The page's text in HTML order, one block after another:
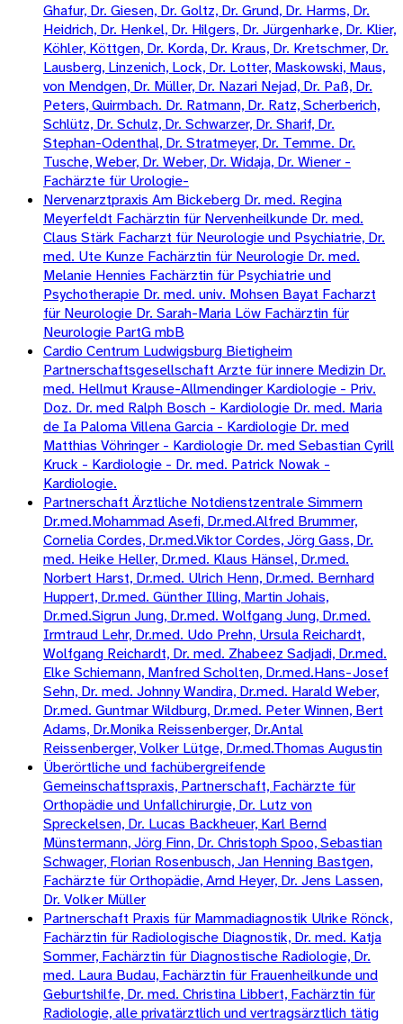
Ghafur, Dr. Giesen, Dr. Goltz, Dr. Grund, Dr. Harms, Dr.
Heidrich, Dr. Henkel, Dr. Hilgers, Dr. Jürgenharke, Dr. Klier,
Köhler, Köttgen, Dr. Korda, Dr. Kraus, Dr. Kretschmer, Dr.
Lausberg, Linzenich, Lock, Dr. Lotter, Maskowski, Maus,
von Mendgen, Dr. Müller, Dr. Nazari Nejad, Dr. Paß, Dr.
Peters, Quirmbach. Dr. Ratmann, Dr. Ratz, Scherberich,
Schlütz, Dr. Schulz, Dr. Schwarzer, Dr. Sharif, Dr.
Stephan-Odenthal, Dr. Stratmeyer, Dr. Temme. Dr.
Tusche, Weber, Dr. Weber, Dr. Widaja, Dr. Wiener -
Fachärzte für Urologie-
Nervenarztpraxis Am Bickeberg Dr. med. Regina
Meyerfeldt Fachärztin für Nervenheilkunde Dr. med.
Claus Stärk Facharzt für Neurologie und Psychiatrie, Dr.
med. Ute Kunze Fachärztin für Neurologie Dr. med.
Melanie Hennies Fachärztin für Psychiatrie und
Psychotherapie Dr. med. univ. Mohsen Bayat Facharzt
für Neurologie Dr. Sarah-Maria Löw Fachärztin für
Neurologie PartG mbB
Cardio Centrum Ludwigsburg Bietigheim
Partnerschaftsgesellschaft Arzte für innere Medizin Dr.
med. Hellmut Krause-Allmendinger Kardiologie - Priv.
Doz. Dr. med Ralph Bosch - Kardiologie Dr. med. Maria
de Ia Paloma Villena Garcia - Kardiologie Dr. med
Matthias Vöhringer - Kardiologie Dr. med Sebastian Cyrill
Kruck - Kardiologie - Dr. med. Patrick Nowak -
Kardiologie.
Partnerschaft Ärztliche Notdienstzentrale Simmern
Dr.med.Mohammad Asefi, Dr.med.Alfred Brummer,
Cornelia Cordes, Dr.med.Viktor Cordes, Jörg Gass, Dr.
med. Heike Heller, Dr.med. Klaus Hänsel, Dr.med.
Norbert Harst, Dr.med. Ulrich Henn, Dr.med. Bernhard
Huppert, Dr.med. Günther Illing, Martin Johais,
Dr.med.Sigrun Jung, Dr.med. Wolfgang Jung, Dr.med.
Irmtraud Lehr, Dr.med. Udo Prehn, Ursula Reichardt,
Wolfgang Reichardt, Dr. med. Zhabeez Sadjadi, Dr.med.
Elke Schiemann, Manfred Scholten, Dr.med.Hans-Josef
Sehn, Dr. med. Johnny Wandira, Dr.med. Harald Weber,
Dr.med. Guntmar Wildburg, Dr.med. Peter Winnen, Bert
Adams, Dr.Monika Reissenberger, Dr.Antal
Reissenberger, Volker Lütge, Dr.med.Thomas Augustin
Überörtliche und fachübergreifende
Gemeinschaftspraxis, Partnerschaft, Fachärzte für
Orthopädie und Unfallchirurgie, Dr. Lutz von
Spreckelsen, Dr. Lucas Backheuer, Karl Bernd
Münstermann, Jörg Finn, Dr. Christoph Spoo, Sebastian
Schwager, Florian Rosenbusch, Jan Henning Bastgen,
Fachärzte für Orthopädie, Arnd Heyer, Dr. Jens Lassen,
Dr. Volker Müller
Partnerschaft Praxis für Mammadiagnostik Ulrike Rönck,
Fachärztin für Radiologische Diagnostik, Dr. med. Katja
Sommer, Fachärztin für Diagnostische Radiologie, Dr.
med. Laura Budau, Fachärztin für Frauenheilkunde und
Geburtshilfe, Dr. med. Christina Libbert, Fachärztin für
Radiologie, alle privatärztlich und vertragsärztlich tätig